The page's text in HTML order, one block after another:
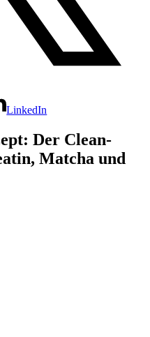
LinkedIn
Der Clean-
Matcha und